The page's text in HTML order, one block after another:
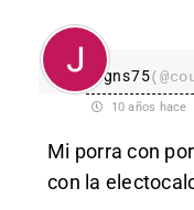
lgns75
10 años hace
Mi porra con
con la